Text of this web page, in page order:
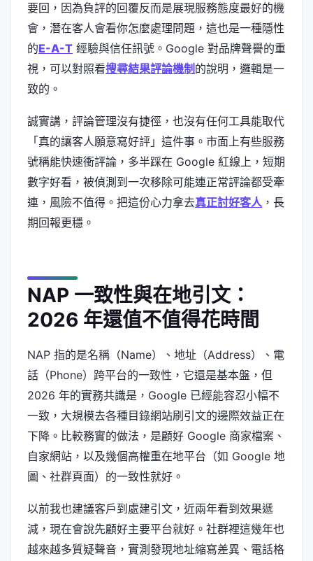
要回，因為負評的回覆反而是展現服務態度最好的機
會，潛在客人會看你怎麼處理問題，這也是一種隱性
的E-A-T 經驗與信任訊號。Google 對品牌聲譽的重
視，可以對照看搜尋結果評論機制 的說明，邏輯是一
致的。
誠實講，評論管理沒有捷徑，也沒有任何工具能取代
「真的讓客人願意寫好評」這件事。市面上有些服務
號稱能快速衝評論，多半踩在 Google 紅線上，短期
數字好看，被偵測到一次移除可能連正常評論都受牽
連，風險不值得。把這份心力拿去真正討好客人 ，長
期回報更穩。
NAP 一致性與在地引文：
2026 年還值不值得花時間
NAP 指的是名稱（Name）、地址（Address）、電
話（Phone）跨平台的一致性，它還是基本盤，但
2026 年的實務共識是，Google 已經能容忍小幅不
一致，大規模去各種目錄網站刷引文的邊際效益正在
下降。比較務實的做法，是顧好 Google 商家檔案、
自家網站，以及幾個高權重在地平台（如 Google 地
圖、社群頁面）的一致性就好。
以前我也建議客戶到處建引文，近兩年看到效果遞
減，現在會說先顧好主要平台就好。社群裡這幾年也
越來越多質疑聲音，實測發現地址縮寫差異、電話格